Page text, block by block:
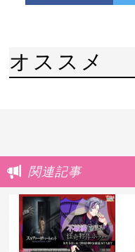
オススメ
関連記事